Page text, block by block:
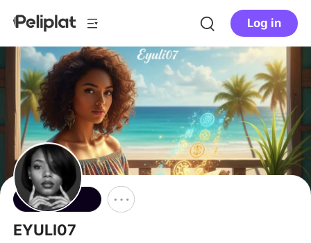
Log in
Follow
EYULI07